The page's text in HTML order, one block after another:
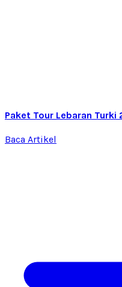
Paket Tour Lebaran Turki
Baca Artikel